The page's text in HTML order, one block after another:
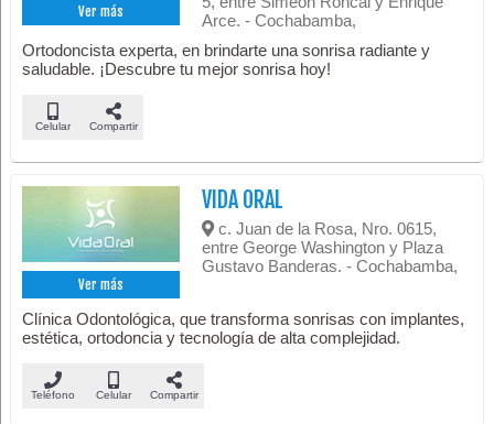
Ver más
Arce. - Cochabamba,
Ortodoncista experta, en brindarte una sonrisa radiante y
saludable. ¡Descubre tu mejor sonrisa hoy!
Celular Compartir
Ver más
VIDA ORAL
c. Juan de la Rosa, Nro. 0615,
entre George Washington y Plaza
Gustavo Banderas. - Cochabamba,
Clínica Odontológica, que transforma sonrisas con implantes,
estética, ortodoncia y tecnología de alta complejidad.
Teléfono Celular Compartir